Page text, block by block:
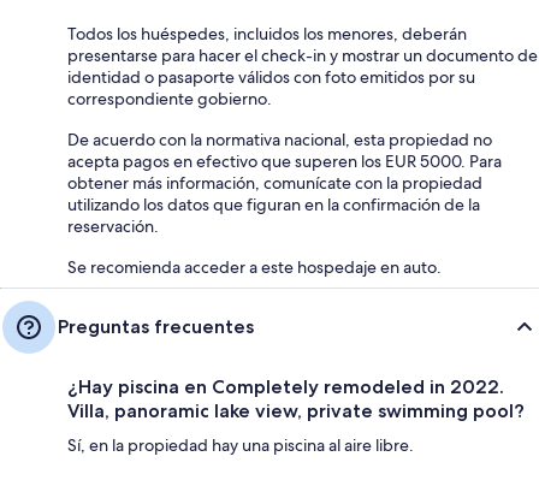
Todos los huéspedes, incluidos los menores, deberán
presentarse para hacer el check-in y mostrar un documento de
identidad o pasaporte válidos con foto emitidos por su
correspondiente gobierno.
De acuerdo con la normativa nacional, esta propiedad no
acepta pagos en efectivo que superen los EUR 5000. Para
obtener más información, comunícate con la propiedad
utilizando los datos que figuran en la confirmación de la
reservación.
Se recomienda acceder a este hospedaje en auto.
Preguntas frecuentes
¿Hay piscina en Completely remodeled in 2022.
Villa, panoramic lake view, private swimming pool?
Sí, en la propiedad hay una piscina al aire libre.